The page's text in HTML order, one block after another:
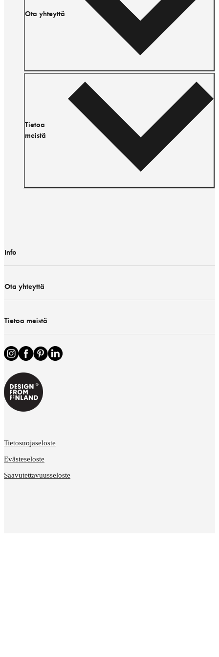
Ota yhteyttä
Tietoa
meistä
Info
Ota yhteyttä
Tietoa meistä
Tietosuojaseloste
Evästeseloste
Saavutettavuusseloste